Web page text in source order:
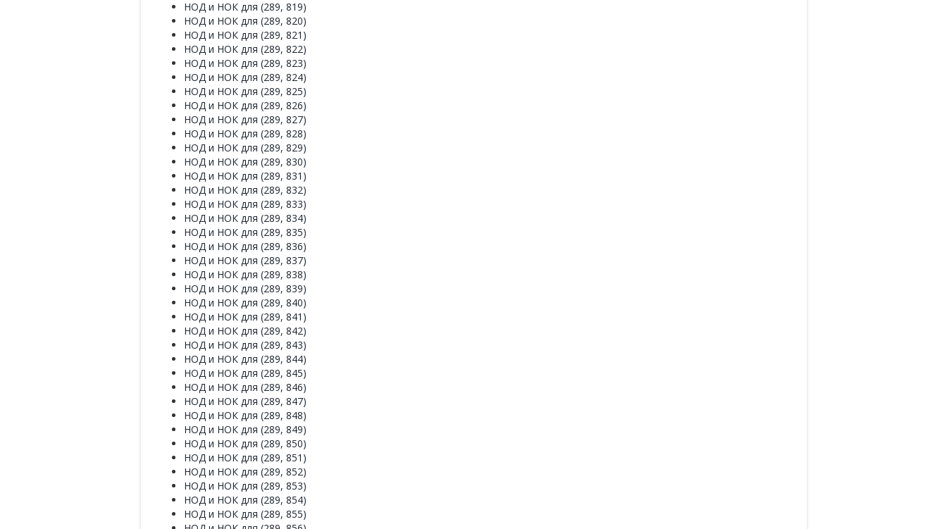
НОД и НОК для (289, 819)
НОД и НОК для (289, 820)
НОД и НОК для (289, 821)
НОД и НОК для (289, 822)
НОД и НОК для (289, 823)
НОД и НОК для (289, 824)
НОД и НОК для (289, 825)
НОД и НОК для (289, 826)
НОД и НОК для (289, 827)
НОД и НОК для (289, 828)
НОД и НОК для (289, 829)
НОД и НОК для (289, 830)
НОД и НОК для (289, 831)
НОД и НОК для (289, 832)
НОД и НОК для (289, 833)
НОД и НОК для (289, 834)
НОД и НОК для (289, 835)
НОД и НОК для (289, 836)
НОД и НОК для (289, 837)
НОД и НОК для (289, 838)
НОД и НОК для (289, 839)
НОД и НОК для (289, 840)
НОД и НОК для (289, 841)
НОД и НОК для (289, 842)
НОД и НОК для (289, 843)
НОД и НОК для (289, 844)
НОД и НОК для (289, 845)
НОД и НОК для (289, 846)
НОД и НОК для (289, 847)
НОД и НОК для (289, 848)
НОД и НОК для (289, 849)
НОД и НОК для (289, 850)
НОД и НОК для (289, 851)
НОД и НОК для (289, 852)
НОД и НОК для (289, 853)
НОД и НОК для (289, 854)
НОД и НОК для (289, 855)